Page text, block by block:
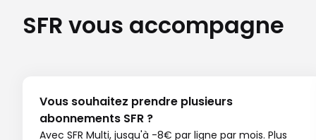
SFR vous accompagne
Vous souhaitez prendre plusieurs
abonnements SFR ?
Avec SFR Multi, jusqu'à -8€ par ligne par mois. Plus